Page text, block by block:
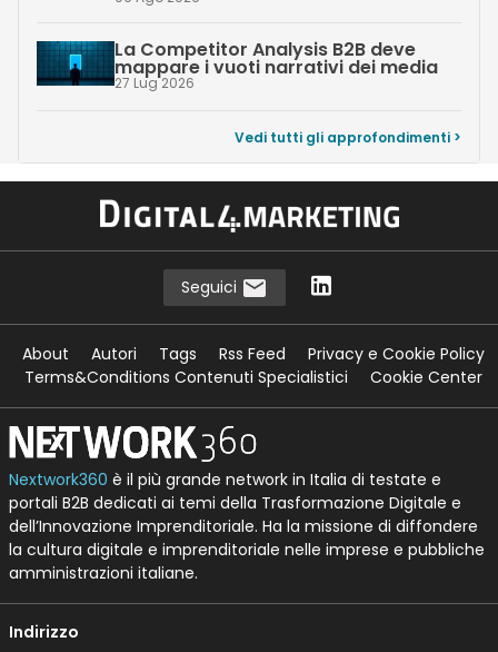
La Competitor Analysis B2B deve
mappare i vuoti narrativi dei media
27 Lug 2026
Vedi tutti gli approfondimenti >
Seguici
About Autori Tags Rss Feed
Privacy e Cookie Policy
Terms&Conditions Contenuti Specialistici
Cookie Center
Nextwork360 è il più grande network in Italia di testate e
portali B2B dedicati ai temi della Trasformazione Digitale e
dell’Innovazione Imprenditoriale. Ha la missione di diffondere
la cultura digitale e imprenditoriale nelle imprese e pubbliche
amministrazioni italiane.
Indirizzo